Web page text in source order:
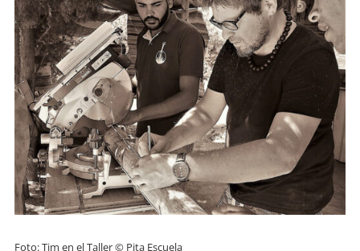
Foto: Tim en el Taller © Pita Escuela